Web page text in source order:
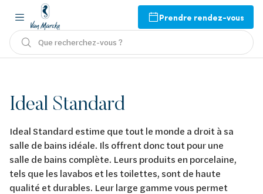
Prendre rendez-vous
Que recherchez-vous ?
Ideal Standard
Ideal Standard estime que tout le monde a droit à sa
salle de bains idéale. Ils offrent donc tout pour une
salle de bains complète. Leurs produits en porcelaine,
tels que les lavabos et les toilettes, sont de haute
qualité et durables. Leur large gamme vous permet